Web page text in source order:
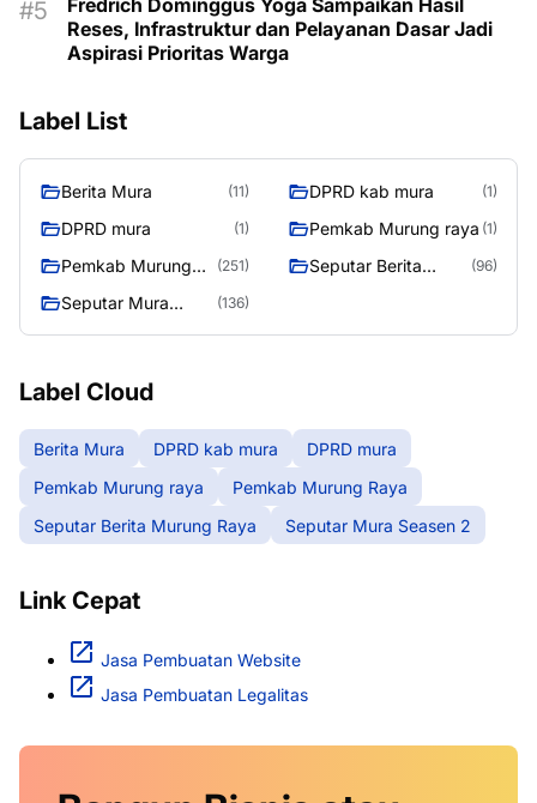
Fredrich Dominggus Yoga Sampaikan Hasil
Reses, Infrastruktur dan Pelayanan Dasar Jadi
Aspirasi Prioritas Warga
Label List
Berita Mura (11) DPRD kab mura (1)
DPRD mura (1) Pemkab Murung raya (1)
Pemkab Murung
(251)
Seputar Berita
(96)
Seputar Mura
(136)
Label Cloud
Berita Mura DPRD kab mura
DPRD mura
Pemkab Murung raya
Pemkab Murung Raya
Seputar Berita Murung Raya
Seputar Mura Seasen 2
Link Cepat
Jasa Pembuatan Website
Jasa Pembuatan Legalitas